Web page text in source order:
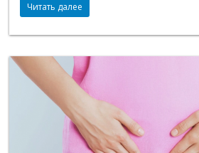
Читать далее